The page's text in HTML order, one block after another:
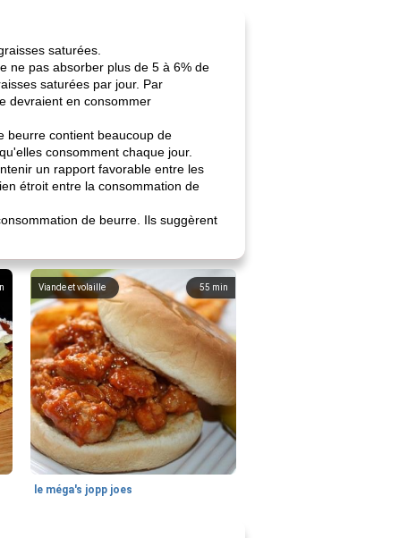
saturées.
ne pas absorber plus de 5 à 6% de
saturées par jour. Par
devraient en consommer
beurre contient beaucoup de
consomment chaque jour.
un rapport favorable entre les
étroit entre la consommation de
de beurre. Ils suggèrent
55 min
Viande et volaille
le méga's jopp joes